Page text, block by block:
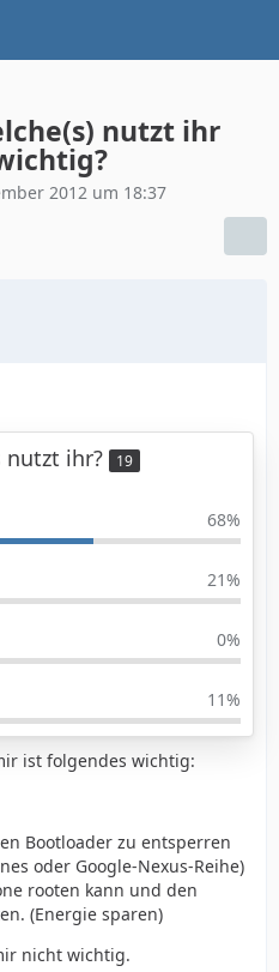
nutzt ihr
2012 um 18:37
nutzt ihr? 19
68%
21%
0%
11%
ist folgendes wichtig:
Bootloader zu entsperren
oder Google-Nexus-Reihe)
rooten kann und den
(Energie sparen)
nicht wichtig.